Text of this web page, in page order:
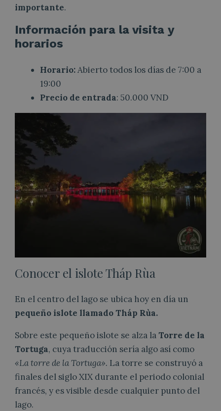
importante.
Información para la visita y
horarios
Horario:Abierto todos los días de 7:00 a
19:00
Precio de entrada: 50.000 VND
Conocer el islote Tháp Rùa
En el centro del lago se ubica hoy en día un
pequeño islote llamado Tháp Rùa.
Sobre este pequeño islote se alza la Torre de la
Tortuga, cuya traducción sería algo así como
«La torre de la Tortuga». La torre se construyó a
finales del siglo XIX durante el periodo colonial
francés, y es visible desde cualquier punto del
lago.